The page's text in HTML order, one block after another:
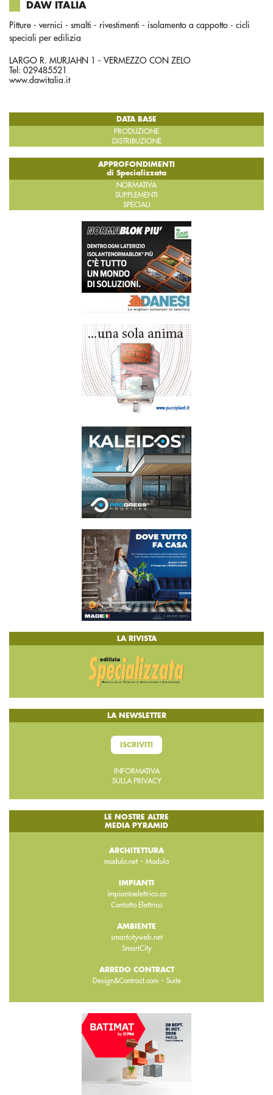
DAW ITALIA
Pitture - vernici - smalti - rivestimenti - isolamento a cappotto - cicli
speciali per edilizia
LARGO R. MURJAHN 1 - VERMEZZO CON ZELO
Tel: 029485521
www.dawitalia.it
DATA BASE
PRODUZIONE
DISTRIBUZIONE
APPROFONDIMENTI
di Specializzata
NORMATIVA
SUPPLEMENTI
SPECIALI
LA RIVISTA
LA NEWSLETTER
ISCRIVITI
INFORMATIVA
SULLA PRIVACY
LE NOSTRE ALTRE
MEDIA PYRAMID
ARCHITETTURA
modulo.net - Modulo
IMPIANTI
impiantoelettrico.co
Contatto Elettrico
AMBIENTE
smartcityweb.net
SmartCity
ARREDO CONTRACT
Design&Contract.com- Suite